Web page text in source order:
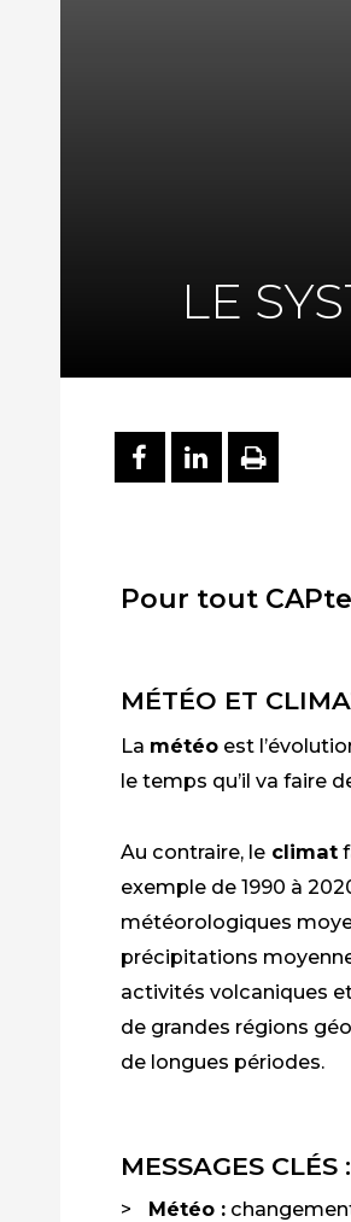
LE
PARTAGER
Pour tout
MÉTÉO ET
La météo est
le temps qu’il va faire
Au contraire, le climat
exemple de 1990 à
météorologiques
précipitations
activités volcaniques
de grandes régions
de longues périodes.
MESSAGES CLÉS :
Météo :